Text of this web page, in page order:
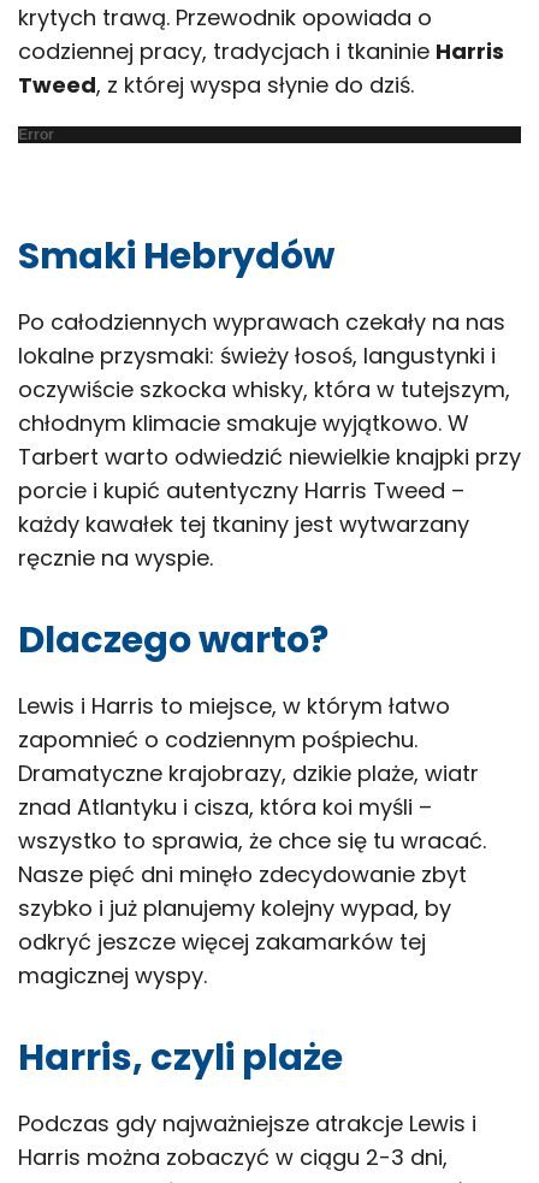
krytych trawą. Przewodnik opowiada o
codziennej pracy, tradycjach i tkaninie Harris
Tweed, z której wyspa słynie do dziś.
Error
Smaki Hebrydów
Po całodziennych wyprawach czekały na nas
lokalne przysmaki: świeży łosoś, langustynki i
oczywiście szkocka whisky, która w tutejszym,
chłodnym klimacie smakuje wyjątkowo. W
Tarbert warto odwiedzić niewielkie knajpki przy
porcie i kupić autentyczny Harris Tweed –
każdy kawałek tej tkaniny jest wytwarzany
ręcznie na wyspie.
Dlaczego warto?
Lewis i Harris to miejsce, w którym łatwo
zapomnieć o codziennym pośpiechu.
Dramatyczne krajobrazy, dzikie plaże, wiatr
znad Atlantyku i cisza, która koi myśli –
wszystko to sprawia, że chce się tu wracać.
Nasze pięć dni minęło zdecydowanie zbyt
szybko i już planujemy kolejny wypad, by
odkryć jeszcze więcej zakamarków tej
magicznej wyspy.
Harris, czyli plaże
Podczas gdy najważniejsze atrakcje Lewis i
Harris można zobaczyć w ciągu 2-3 dni,